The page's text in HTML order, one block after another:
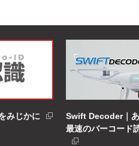
みじかに
Swift Decoder｜
最速のバーコード